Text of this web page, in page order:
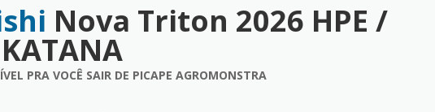
Nova Triton 2026 HPE /
PRA VOCÊ SAIR DE PICAPE AGROMONSTRA